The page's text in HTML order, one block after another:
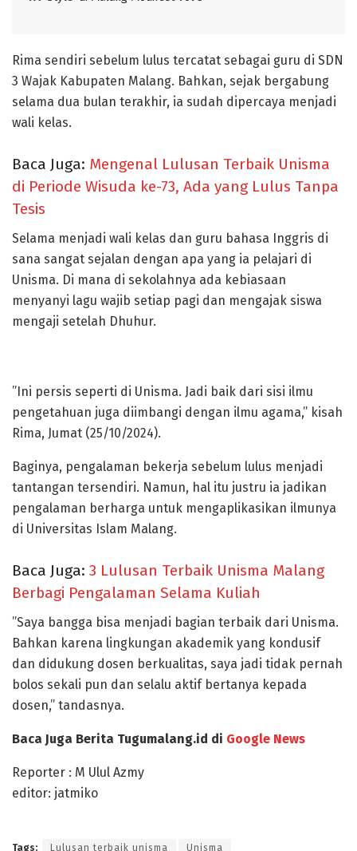
Rima sendiri sebelum lulus tercatat sebagai guru di SDN
3 Wajak Kabupaten Malang. Bahkan, sejak bergabung
selama dua bulan terakhir, ia sudah dipercaya menjadi
wali kelas.
Baca Juga: Mengenal Lulusan Terbaik Unisma
di Periode Wisuda ke-73, Ada yang Lulus Tanpa
Tesis
Selama menjadi wali kelas dan guru bahasa Inggris di
sana sangat sejalan dengan apa yang ia pelajari di
Unisma. Di mana di sekolahnya ada kebiasaan
menyanyi lagu wajib setiap pagi dan mengajak siswa
mengaji setelah Dhuhur.
”Ini persis seperti di Unisma. Jadi baik dari sisi ilmu
pengetahuan juga diimbangi dengan ilmu agama,” kisah
Rima, Jumat (25/10/2024).
Baginya, pengalaman bekerja sebelum lulus menjadi
tantangan tersendiri. Namun, hal itu justru ia jadikan
pengalaman berharga untuk mengaplikasikan ilmunya
di Universitas Islam Malang.
Baca Juga: 3 Lulusan Terbaik Unisma Malang
Berbagi Pengalaman Selama Kuliah
”Saya bangga bisa menjadi bagian terbaik dari Unisma.
Bahkan karena lingkungan akademik yang kondusif
dan didukung dosen berkualitas, saya jadi tidak pernah
bolos sekali pun dan selalu aktif bertanya kepada
dosen,” tandasnya.
Baca Juga Berita Tugumalang.id di Google News
Reporter : M Ulul Azmy
editor: jatmiko
Tags: Lulusan terbaik unisma Unisma